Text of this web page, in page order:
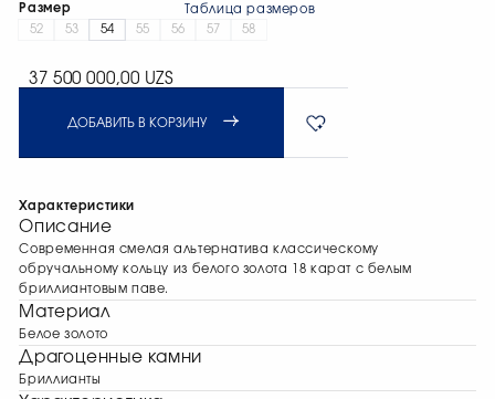
Размер
Таблица размеров
52
53 54 55 56 57 58
37 500 000,00 UZS
ДОБАВИТЬ В КОРЗИНУ
Характеристики
Описание
Современная смелая альтернатива классическому
обручальному кольцу из белого золота 18 карат с белым
бриллиантовым паве.
Материал
Белое золото
Драгоценные камни
Бриллианты